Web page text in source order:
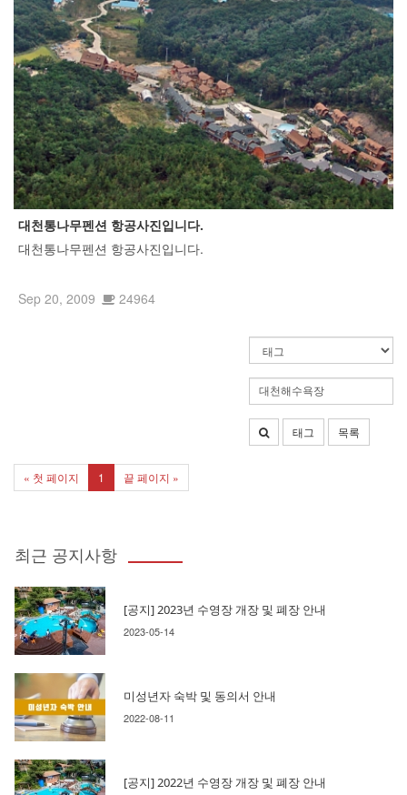
대천통나무펜션 항공사진입니다.
대천통나무펜션 항공사진입니다.
Sep 20, 2009 24964
태그 목록
« 첫 페이지 1 끝 페이지 »
최근 공지사항
[공지] 2023년 수영장 개장 및 폐장 안내
2023-05-14
미성년자 숙박 및 동의서 안내
2022-08-11
[공지] 2022년 수영장 개장 및 폐장 안내